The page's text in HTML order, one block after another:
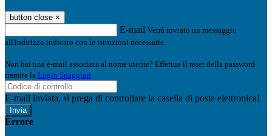
button close ×
E-mail Verrà inviato un messaggio
all'indirizzo indicato con le istruzioni necessarie.
Non hai una e-mail associata al nome utente? Effettua il reset della password
tramite la Login Spaggiari
E-mail inviata, si prega di controllare la casella di posta elettronica!
Errore